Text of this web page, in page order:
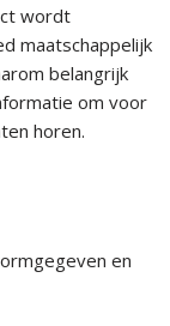
wordt
maatschappelijk
belangrijk
om voor
horen.
en